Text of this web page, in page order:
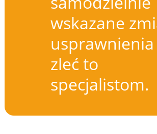
wskazane
zleć to
specjalistom.